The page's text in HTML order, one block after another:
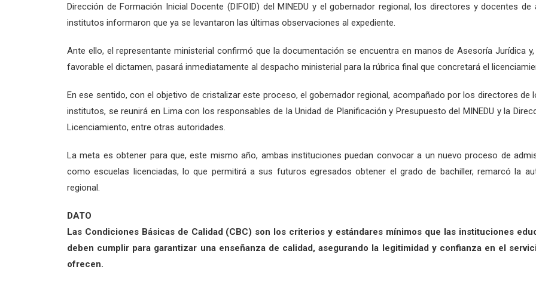
Dirección de Formación Inicial Docente (DIFOID) del MINEDU y el gobernador regional, los directores y docentes de
institutos informaron que ya se levantaron las últimas observaciones al expediente.
Ante ello, el representante ministerial confirmó que la documentación se encuentra en manos de Asesoría Jurídica
favorable el dictamen, pasará inmediatamente al despacho ministerial para la rúbrica final que concretará el
En ese sentido, con el objetivo de cristalizar este proceso, el gobernador regional, acompañado por los directores de
institutos, se reunirá en Lima con los responsables de la Unidad de Planificación y Presupuesto del MINEDU y la
Licenciamiento, entre otras autoridades.
La meta es obtener para que, este mismo año, ambas instituciones puedan convocar a un nuevo proceso de
como escuelas licenciadas, lo que permitirá a sus futuros egresados obtener el grado de bachiller, remarcó la
regional.
DATO
Las Condiciones Básicas de Calidad (CBC) son los criterios y estándares mínimos que las instituciones
deben cumplir para garantizar una enseñanza de calidad, asegurando la legitimidad y confianza en el
ofrecen.